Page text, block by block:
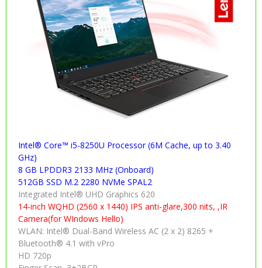
Intel® Core™ i5-8250U Processor (6M Cache, up to 3.40
GHz)
8 GB LPDDR3 2133 MHz (Onboard)
512GB SSD M.2 2280 NVMe SPAL2
Integrated Intel® UHD Graphics 620
14-inch WQHD (2560 x 1440) IPS anti-glare,300 nits, ,IR
Camera(for WIndows Hello)
WLAN: Intel® Dual-Band Wireless AC (2 x 2) 8265 +
Bluetooth® 4.1 with vPro
HD 720p